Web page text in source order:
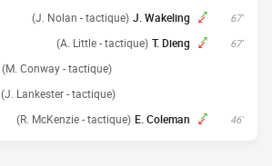
67'
J. Wakeling
(J. Nolan - tactique)
67'
T. Dieng
(A. Little - tactique)
(M. Conway - tactique)
(J. Lankester - tactique)
46'
E. Coleman
(R. McKenzie - tactique)